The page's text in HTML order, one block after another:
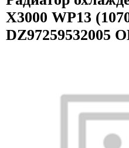
X3000 WP13
DZ97259532005